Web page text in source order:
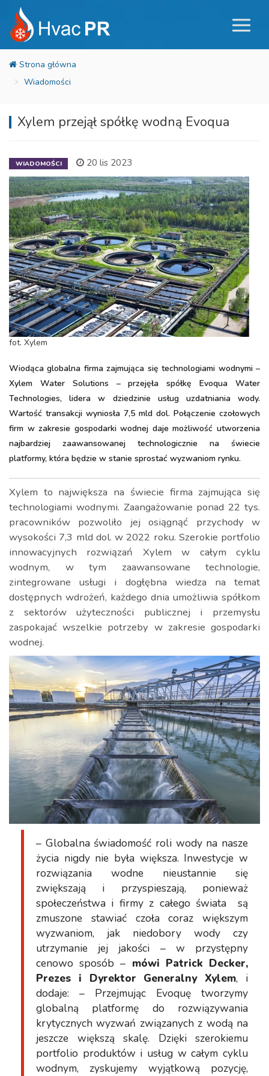
Wiadomości
Xylem przejął spółkę wodną Evoqua
WIADOMOŚCI 20 lis 2023
fot. Xylem
Wiodąca globalna firma zajmująca się technologiami wodnymi –
Xylem Water Solutions – przejęła spółkę Evoqua Water
Technologies, lidera w dziedzinie usług uzdatniania wody.
Wartość transakcji wyniosła 7,5 mld dol. Połączenie czołowych
firm w zakresie gospodarki wodnej daje możliwość utworzenia
najbardziej zaawansowanej technologicznie na świecie
platformy, która będzie w stanie sprostać wyzwaniom rynku.
Xylem to największa na świecie firma zajmująca się
technologiami wodnymi. Zaangażowanie ponad 22 tys.
pracowników pozwoliło jej osiągnąć przychody w
wysokości 7,3 mld dol. w 2022 roku. Szerokie portfolio
innowacyjnych rozwiązań Xylem w całym cyklu
wodnym, w tym zaawansowane technologie,
zintegrowane usługi i dogłębna wiedza na temat
dostępnych wdrożeń, każdego dnia umożliwia spółkom
z sektorów użyteczności publicznej i przemysłu
zaspokajać wszelkie potrzeby w zakresie gospodarki
wodnej.
– Globalna świadomość roli wody na nasze
życia nigdy nie była większa. Inwestycje w
rozwiązania wodne nieustannie się
zwiększają i przyspieszają, ponieważ
społeczeństwa i firmy z całego świata są
zmuszone stawiać czoła coraz większym
wyzwaniom, jak niedobory wody czy
utrzymanie jej jakości – w przystępny
cenowo sposób – mówi Patrick Decker,
Prezes i Dyrektor Generalny Xylem, i
dodaje: – Przejmując Evoquę tworzymy
globalną platformę do rozwiązywania
krytycznych wyzwań związanych z wodą na
jeszcze większą skalę. Dzięki szerokiemu
portfolio produktów i usług w całym cyklu
wodnym, zyskujemy wyjątkową pozycję,